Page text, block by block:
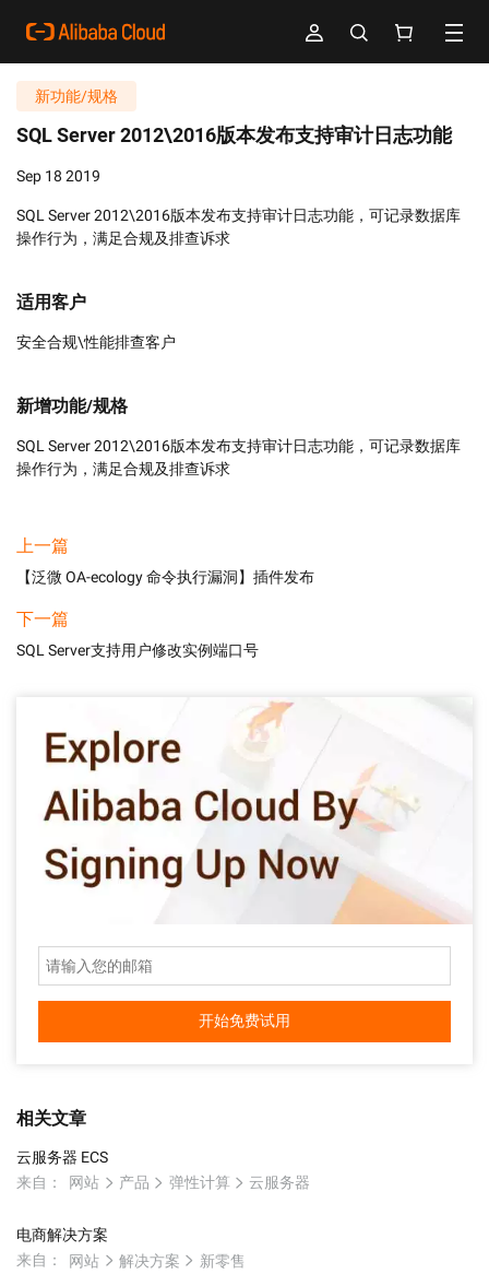
新功能/规格
SQL Server 2012\2016版本发布支持审计日志功能
Sep 18 2019
SQL Server 2012\2016版本发布支持审计日志功能，可记录数据库
操作行为，满足合规及排查诉求
适用客户
安全合规\性能排查客户
新增功能/规格
SQL Server 2012\2016版本发布支持审计日志功能，可记录数据库
操作行为，满足合规及排查诉求
上一篇
【泛微 OA-ecology 命令执行漏洞】插件发布
下一篇
SQL Server支持用户修改实例端口号
开始免费试用
相关文章
云服务器 ECS
来自：
网站 产品 弹性计算 云服务器
电商解决方案
来自：
网站 解决方案 新零售